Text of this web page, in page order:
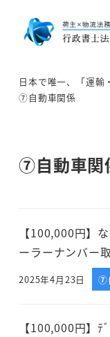
日本で唯一、「運輸
⑦自動車関係
⑦自動車関
【100,000円】
ーラーナンバー取
投稿日
2025年4月23日 ⑦
【100,000円】